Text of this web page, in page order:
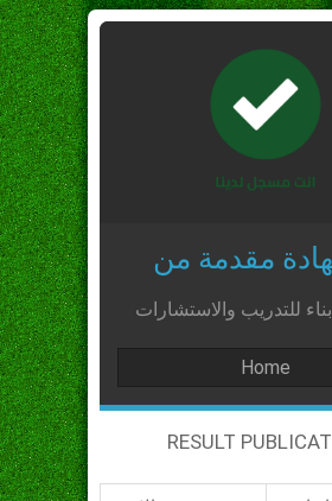
مقدمة من
بناء للتدريب والاستشارات
Home
RESULT